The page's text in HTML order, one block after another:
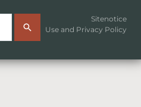
Sitenotice
Use and Privacy Policy